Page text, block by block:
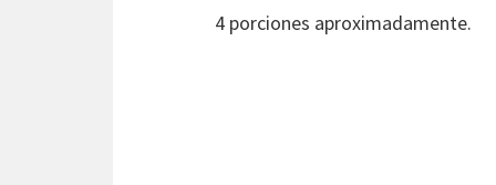
4 porciones aproximadamente.